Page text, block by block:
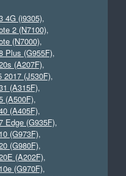
4G (i9305),
2 (N7100),
(N7000),
Plus (G955F),
(A207F),
2017 (J530F),
(A315F),
(A500F),
(A405F),
Edge (G935F),
(G973F),
(G980F),
(A202F),
(G970F),